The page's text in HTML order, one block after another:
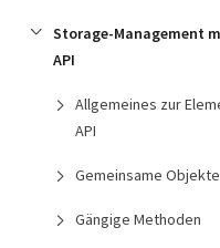
Storage-Management
API
Allgemeines zur
API
Gemeinsame Objekte
Gängige Methoden